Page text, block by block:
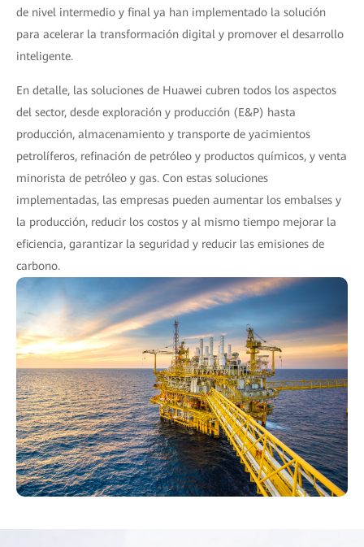
de nivel intermedio y final ya han implementado la solución
para acelerar la transformación digital y promover el desarrollo
inteligente.
En detalle, las soluciones de Huawei cubren todos los aspectos
del sector, desde exploración y producción (E&P) hasta
producción, almacenamiento y transporte de yacimientos
petrolíferos, refinación de petróleo y productos químicos, y venta
minorista de petróleo y gas. Con estas soluciones
implementadas, las empresas pueden aumentar los embalses y
la producción, reducir los costos y al mismo tiempo mejorar la
eficiencia, garantizar la seguridad y reducir las emisiones de
carbono.